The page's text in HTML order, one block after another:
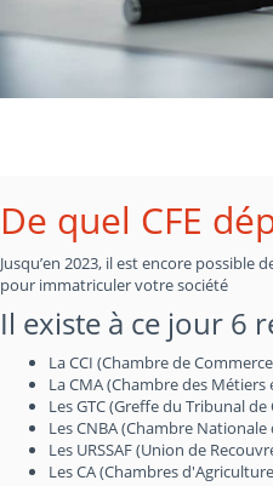
De quel CFE
Jusqu’en 2023, il est encore
pour immatriculer votre société
Il existe à ce jour 6
La CCI (Chambre de
La CMA (Chambre des
Les GTC (Greffe du Tribunal
Les CNBA (Chambre
Les URSSAF (Union de
Les CA (Chambres